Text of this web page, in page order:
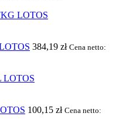
384,19 zł Cena netto:
100,15 zł Cena netto: